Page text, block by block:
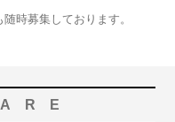
時募集しております。